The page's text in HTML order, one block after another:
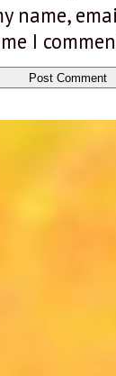
name,
I